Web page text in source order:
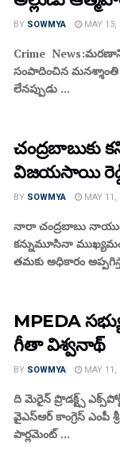
BY SOWMYA MAY 13,
Crime
సంపాదించిన మనశ్శాంతి
లేనప్పుడు ...
చంద్రబాబుకు
విజయసాయి
BY SOWMYA MAY 11,
నారా చంద్రబాబు
కన్నుమూసినా
తమకు అధికారం
MPEDA
గీతా విశ్వనాథ్
BY SOWMYA MAY 11,
ది మెరైన్ ప్రొడక్ట్స్
వైఎస్ఆర్ కాంగ్రెస్ ఎంపీ
పార్లమెంట్ ...